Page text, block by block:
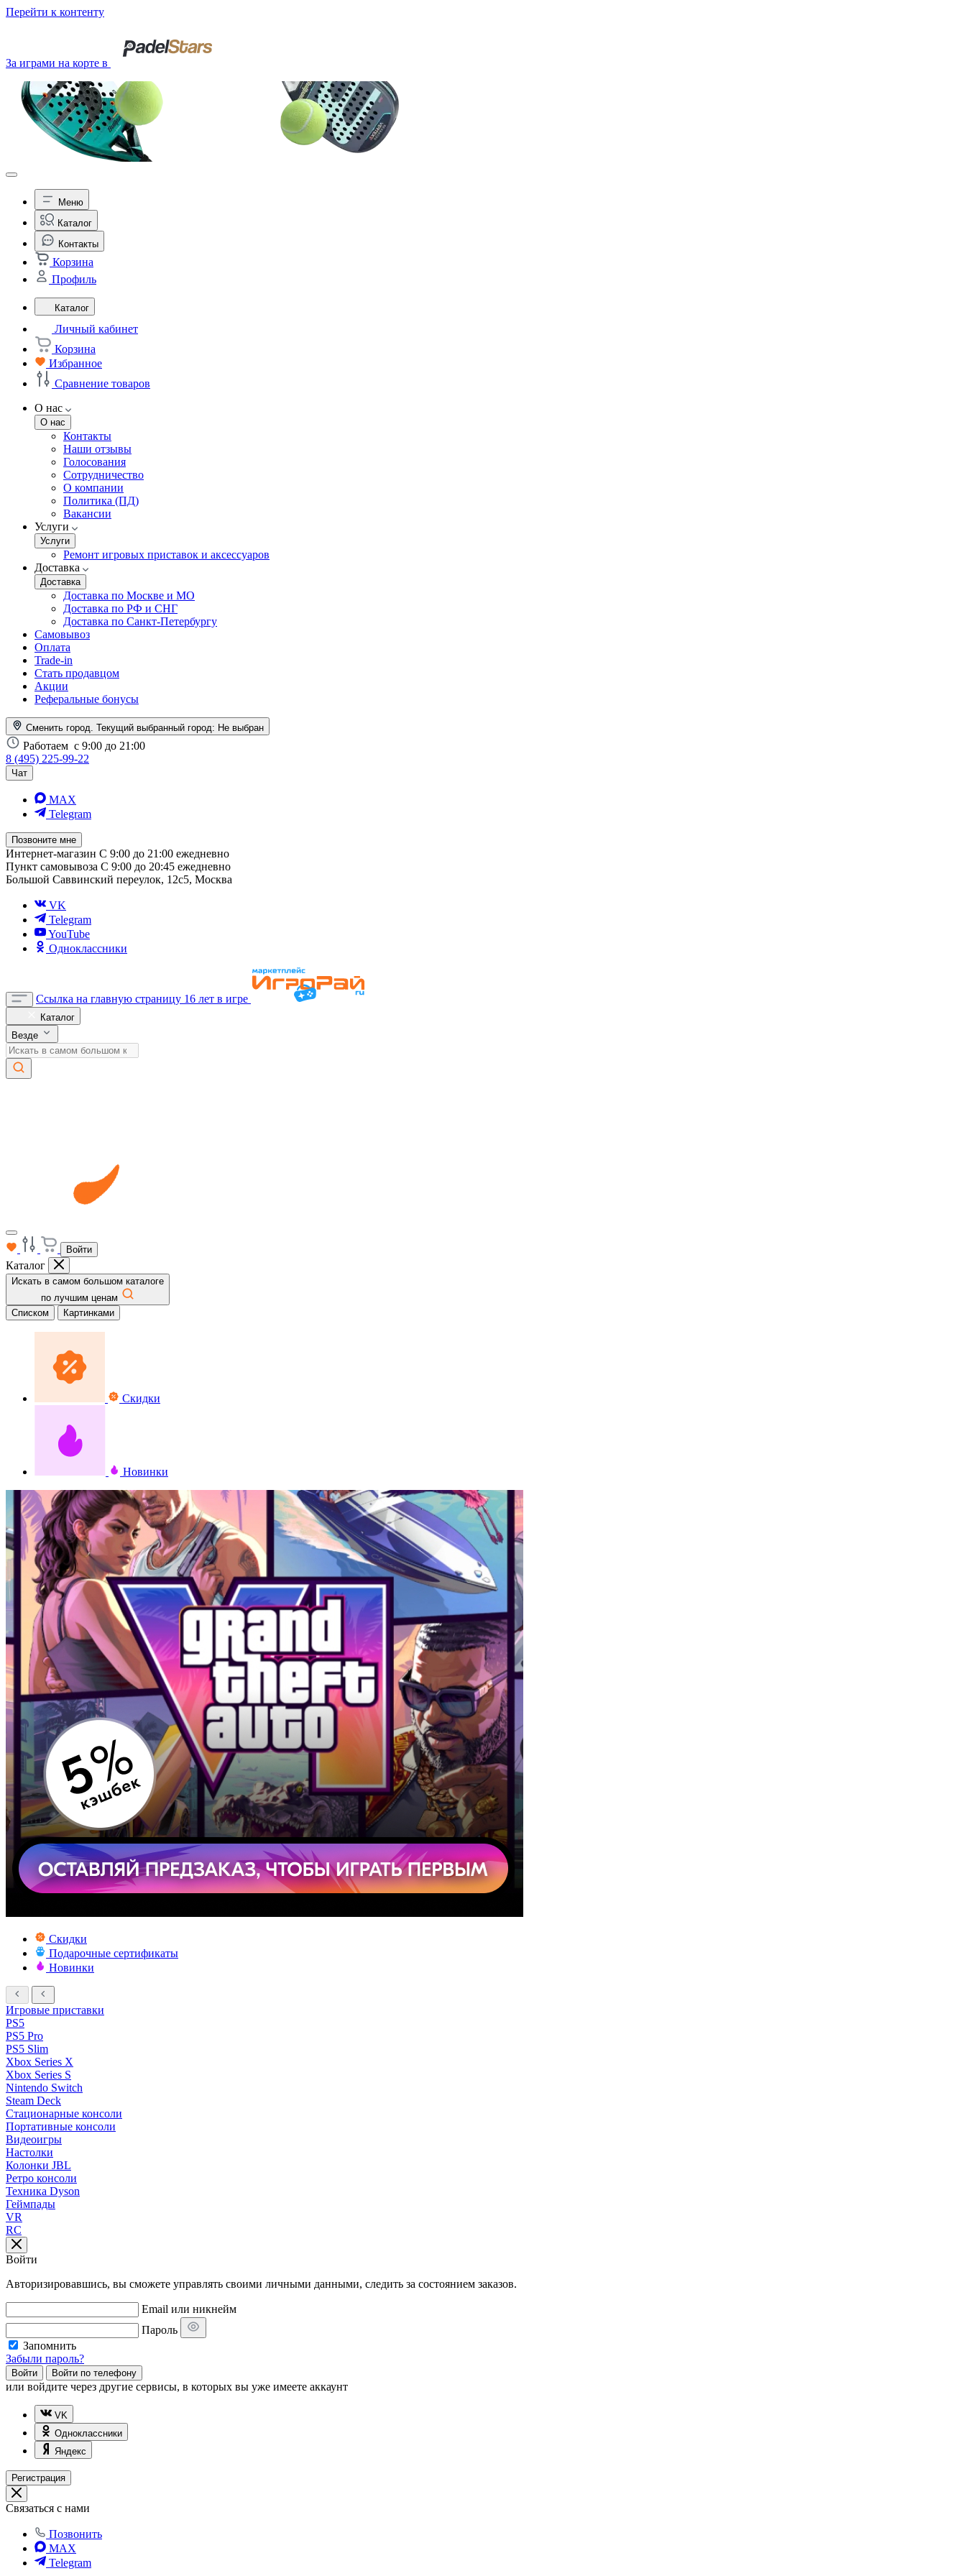
Перейти к контенту
За играми на корте в
Меню
Каталог
Контакты
Корзина
Профиль
Каталог
Личный кабинет
Корзина
Избранное
Сравнение товаров
О нас
О нас
Контакты
Наши отзывы
Голосования
Сотрудничество
О компании
Политика (ПД)
Вакансии
Услуги
Услуги
Ремонт игровых приставок и аксессуаров
Доставка
Доставка
Доставка по Москве и МО
Доставка по РФ и СНГ
Доставка по Санкт-Петербургу
Самовывоз
Оплата
Trade-in
Стать продавцом
Акции
Реферальные бонусы
Сменить город. Текущий выбранный город: Не выбран
Работаем с 9:00 до 21:00
8 (495) 225-99-22
Чат
MAX
Telegram
Позвоните мне
Интернет-магазин С 9:00 до 21:00 ежедневно
Пункт самовывоза С 9:00 до 20:45 ежедневно
Большой Саввинский переулок, 12с5, Москва
VK
Telegram
YouTube
Одноклассники
Ссылка на главную страницу 16 лет в игре
Каталог
Везде
Войти
Каталог
Искать в самом большом каталоге
по лучшим ценам
Списком
Картинками
Скидки
Новинки
Скидки
Подарочные сертификаты
Новинки
Игровые приставки
PS5
PS5 Pro
PS5 Slim
Xbox Series X
Xbox Series S
Nintendo Switch
Steam Deck
Стационарные консоли
Портативные консоли
Видеоигры
Настолки
Колонки JBL
Ретро консоли
Техника Dyson
Геймпады
VR
RC
Войти
Авторизировавшись, вы сможете управлять своими личными данными, следить за состоянием заказов.
Email или никнейм
Пароль
Запомнить
Забыли пароль?
Войти Войти по телефону
или войдите через другие сервисы, в которых вы уже имеете аккаунт
VK
Одноклассники
Яндекс
Регистрация
Связаться с нами
Позвонить
MAX
Telegram